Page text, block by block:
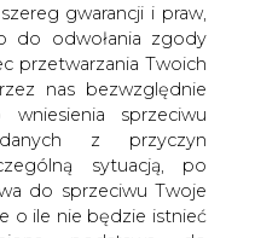
gwarancji i praw,
do odwołania zgody
przetwarzania Twoich
nas bezwzględnie
sprzeciwu
z przyczyn
sytuacją, po
do sprzeciwu Twoje
o ile nie będzie istnieć
w górę
ale dzisiejszy
wzrostowy. Cena
wciąż oscyluje